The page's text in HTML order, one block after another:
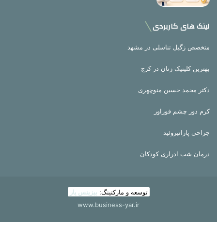
لینک های کاربردی
متخصص زگیل تناسلی در مشهد
بهترین کلینیک زنان در کرج
دکتر محمد حسین منوچهری
کرم دور چشم فوراور
جراحی پاراتیروئید
درمان شب ادراری کودکان
توسعه و مارکتینگ: بیزینس یار
www.business-yar.ir